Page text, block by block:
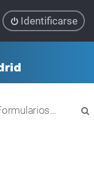
Identificarse
Formularios Limesurvey